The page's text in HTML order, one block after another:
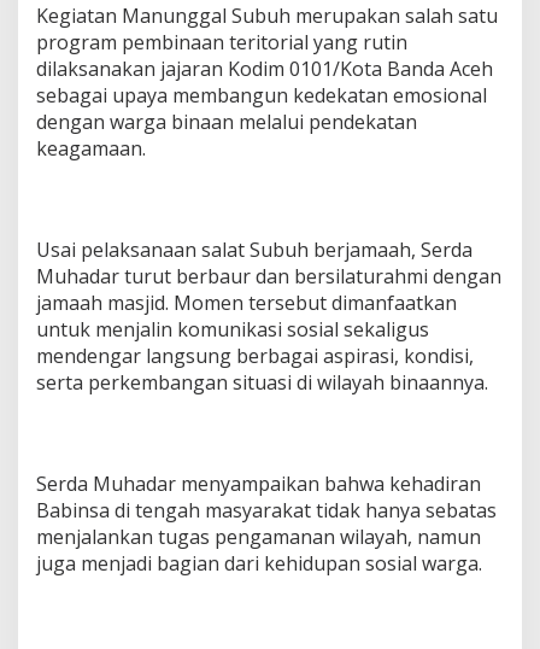
e
n
g
a
n
W
i
M
a
s
j
i
d
u
l
M
a
Kegiatan Manunggal Subuh merupakan salah satu
program pembinaan teritorial yang rutin
dilaksanakan jajaran Kodim 0101/Kota Banda Aceh
sebagai upaya membangun kedekatan emosional
dengan warga binaan melalui pendekatan
keagamaan.
Usai pelaksanaan salat Subuh berjamaah, Serda
Muhadar turut berbaur dan bersilaturahmi dengan
jamaah masjid. Momen tersebut dimanfaatkan
untuk menjalin komunikasi sosial sekaligus
mendengar langsung berbagai aspirasi, kondisi,
serta perkembangan situasi di wilayah binaannya.
Serda Muhadar menyampaikan bahwa kehadiran
Babinsa di tengah masyarakat tidak hanya sebatas
menjalankan tugas pengamanan wilayah, namun
juga menjadi bagian dari kehidupan sosial warga.